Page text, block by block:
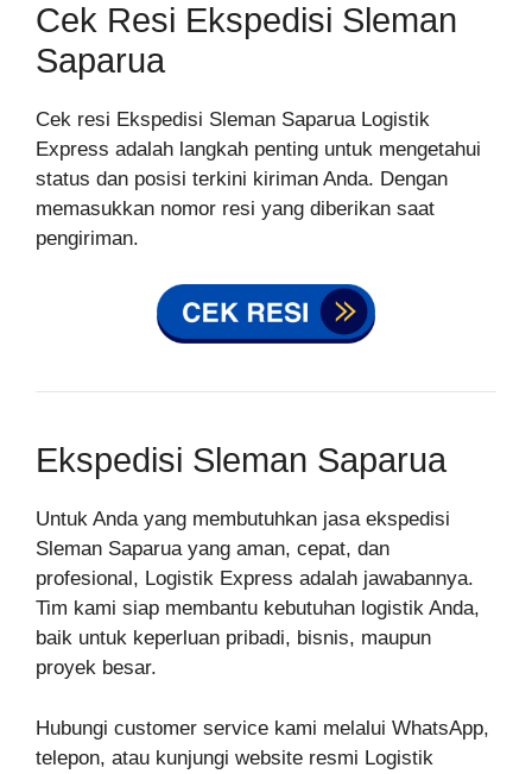
Cek Resi Ekspedisi Sleman
Saparua
Cek resi Ekspedisi Sleman Saparua Logistik
Express adalah langkah penting untuk mengetahui
status dan posisi terkini kiriman Anda. Dengan
memasukkan nomor resi yang diberikan saat
pengiriman.
Ekspedisi Sleman Saparua
Untuk Anda yang membutuhkan jasa ekspedisi
Sleman Saparua yang aman, cepat, dan
profesional, Logistik Express adalah jawabannya.
Tim kami siap membantu kebutuhan logistik Anda,
baik untuk keperluan pribadi, bisnis, maupun
proyek besar.
Hubungi customer service kami melalui WhatsApp,
telepon, atau kunjungi website resmi Logistik